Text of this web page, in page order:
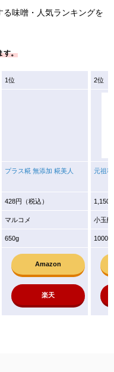
味噌・人気ランキングを
す。
1位 2位
プラス糀 無添加 糀美人 元祖
428円（税込） 1,150
マルコメ 小玉
650g 1000g
Amazon
楽天